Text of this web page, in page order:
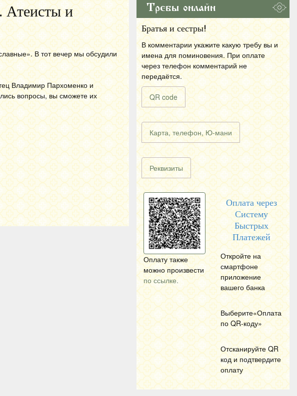
Атеисты и
В тот вечер мы обсудили
Владимир Пархоменко и
вопросы, вы сможете их
Требы онлайн
Братья и сестры!
В комментарии укажите какую требу вы и
имена для поминовения. При оплате
через телефон комментарий не
передаётся.
QR code
Карта, телефон, Ю-мани
Реквизиты
Оплату также
можно произвести
по ссылке.
Оплата через
Систему
Быстрых
Платежей
Откройте на
смартфоне
приложение
вашего банка
Выберите«Оплата
по QR-коду»
Отсканируйте QR
код и подтвердите
оплату